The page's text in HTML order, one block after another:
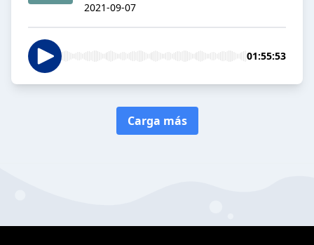
2021-09-07
01:55:53
Carga más